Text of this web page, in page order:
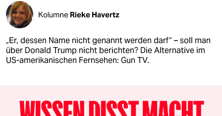
Kolumne Rieke Havertz
„Er, dessen Name nicht genannt werden darf“ – soll man
über Donald Trump nicht berichten? Die Alternative im
US-amerikanischen Fernsehen: Gun TV.